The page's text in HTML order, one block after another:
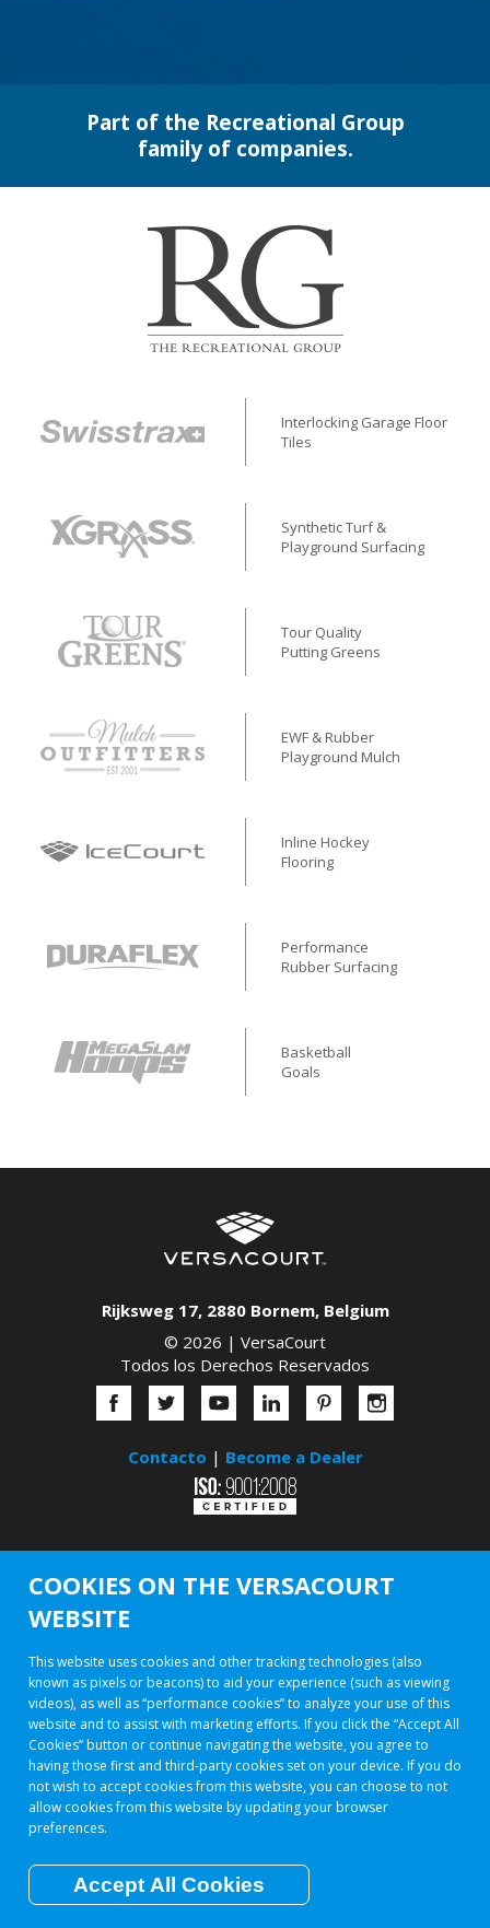
Part of the Recreational Group
family of companies.
Interlocking Garage Floor
Tiles
Synthetic Turf &
Playground Surfacing
Tour Quality
Putting Greens
EWF & Rubber
Playground Mulch
Inline Hockey
Flooring
Performance
Rubber Surfacing
Basketball
Goals
Rijksweg 17, 2880 Bornem, Belgium
© 2026 | VersaCourt
Todos los Derechos Reservados
Contacto | Become a Dealer
COOKIES ON THE VERSACOURT
WEBSITE
This website uses cookies and other tracking technologies (also
known as pixels or beacons) to aid your experience (such as viewing
videos), as well as “performance cookies” to analyze your use of this
website and to assist with marketing efforts. If you click the “Accept All
Cookies” button or continue navigating the website, you agree to
having those first and third-party cookies set on your device. If you do
not wish to accept cookies from this website, you can choose to not
allow cookies from this website by updating your browser
preferences.
Accept All Cookies